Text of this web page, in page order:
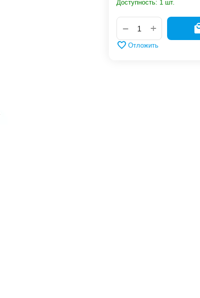
Доступность: 1 шт.
+
−
Отложить